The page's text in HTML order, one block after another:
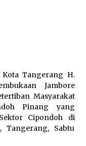
Pura Kargo
Kendaraan
Link and
Tangerang H.
Jambore
Masyarakat
Pinang yang
Cipondoh di
Tangerang, Sabtu